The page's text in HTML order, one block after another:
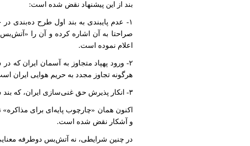
بند از این پیشنهاد نقض شده است:
۱- عدم پایبندی به بند اول طرح
صراحتا به آن اشاره کرده و آن را
اعلام نموده است.
۲- ورود پهپاد متجاوز به آسمان ایران
هرگونه تجاوز مجدد به حریم هوایی ایران
۳- انکار پذیرش حق غنی‌سازی ایران، که بند ششم این چارچوب بود.
اکنون همان «چارچوب پایه‌ای برای
و آشکار نقض شده است.
در چنین شرایطی، نه آتش‌بس دوطرفه